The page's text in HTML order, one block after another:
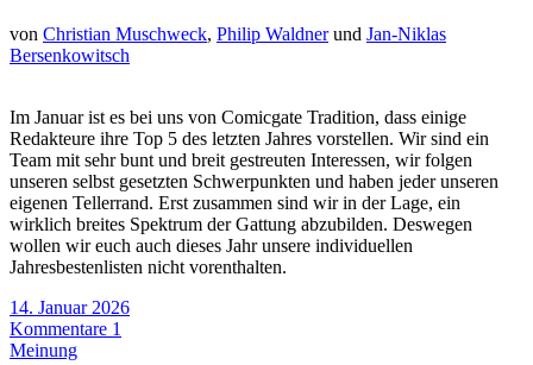
von Christian Muschweck, Philip Waldnerund Jan-Niklas
Bersenkowitsch
Im Januar ist es bei uns von Comicgate Tradition, dass einige
Redakteure ihre Top 5 des letzten Jahres vorstellen. Wir sind ein
Team mit sehr bunt und breit gestreuten Interessen, wir folgen
unseren selbst gesetzten Schwerpunkten und haben jeder unseren
eigenen Tellerrand. Erst zusammen sind wir in der Lage, ein
wirklich breites Spektrum der Gattung abzubilden. Deswegen
wollen wir euch auch dieses Jahr unsere individuellen
Jahresbestenlisten nicht vorenthalten.
14. Januar 2026
Kommentare 1
Meinung